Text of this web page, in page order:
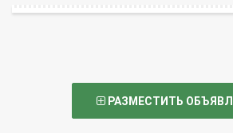
РАЗМЕСТИТЬ